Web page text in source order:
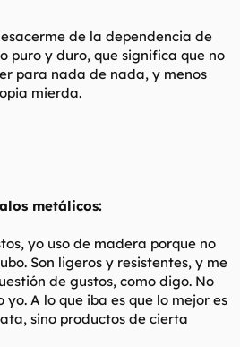
de la dependencia de
puro y duro, que significa que no
para nada de nada, y menos
mierda.
metálicos:
yo uso de madera porque no
Son ligeros y resistentes, y me
de gustos, como digo. No
A lo que iba es que lo mejor es
sino productos de cierta